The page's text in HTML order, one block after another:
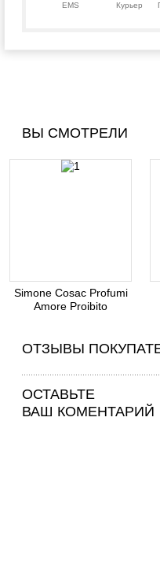
EMS Курьер
ВЫ СМОТРЕЛИ
Simone Cosac Profumi
Amore Proibito
ОТЗЫВЫ
ОСТАВЬТЕ
ВАШ КОМЕНТАРИЙ